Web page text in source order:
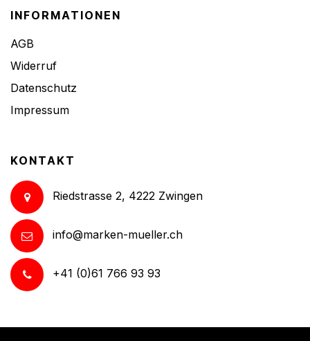
INFORMATIONEN
AGB
Widerruf
Datenschutz
Impressum
KONTAKT
Riedstrasse 2, 4222 Zwingen
info@marken-mueller.ch
+41 (0)61 766 93 93